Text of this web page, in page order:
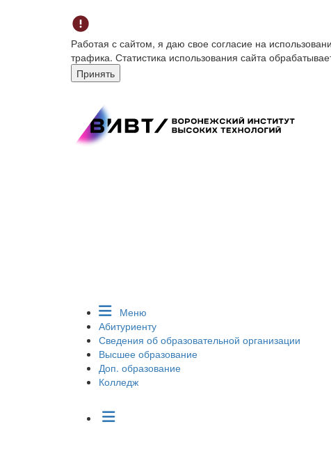
Работая с сайтом, я даю свое согласие на
трафика. Статистика использования сайта
Принять
Меню
Абитуриенту
Сведения об образовательной организации
Высшее образование
Доп. образование
Колледж